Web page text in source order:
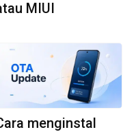
MIUI
menginstal